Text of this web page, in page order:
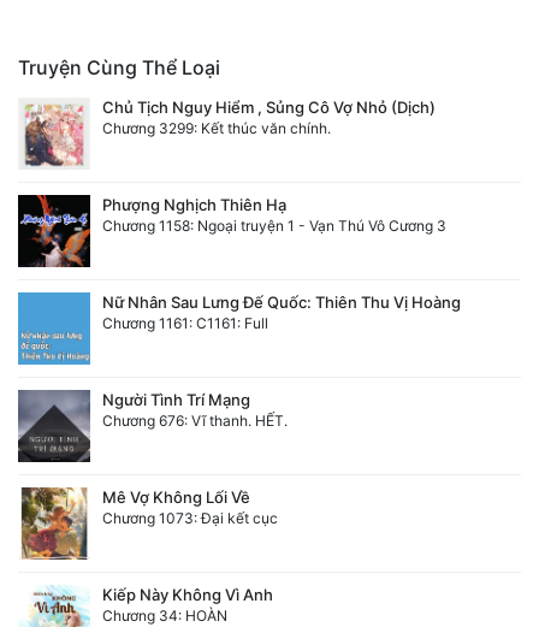
Truyện Cùng Thể Loại
Chủ Tịch Nguy Hiểm , Sủng Cô Vợ Nhỏ (Dịch)
Chương 3299: Kết thúc văn chính.
Phượng Nghịch Thiên Hạ
Chương 1158: Ngoại truyện 1 - Vạn Thú Vô Cương 3
Nữ Nhân Sau Lưng Đế Quốc: Thiên Thu Vị Hoàng
Chương 1161: C1161: Full
Người Tình Trí Mạng
Chương 676: Vĩ thanh. HẾT.
Mê Vợ Không Lối Về
Chương 1073: Đại kết cục
Kiếp Này Không Vì Anh
Chương 34: HOÀN